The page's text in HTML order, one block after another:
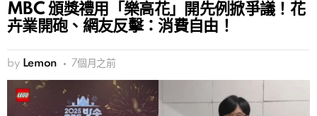
MBC 頒獎禮用「樂高花」開先例掀爭議！花
卉業開砲、網友反擊：消費自由！
by Lemon 7個月之前